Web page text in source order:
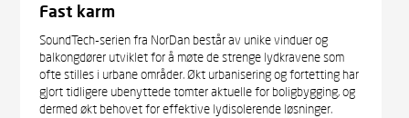
Fast karm
SoundTech-serien fra NorDan består av unike vinduer og
balkongdører utviklet for å møte de strenge lydkravene som
ofte stilles i urbane områder. Økt urbanisering og fortetting har
gjort tidligere ubenyttede tomter aktuelle for boligbygging, og
dermed økt behovet for effektive lydisolerende løsninger.